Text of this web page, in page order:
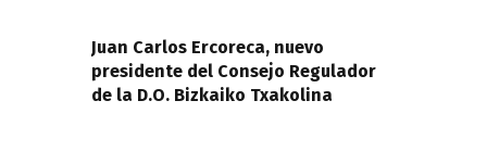
entradas
Juan Carlos Ercoreca, nuevo
presidente del Consejo Regulador
de la D.O. Bizkaiko Txakolina